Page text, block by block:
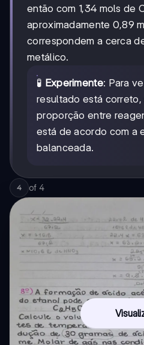
então com 1,34 mols de
aproximadamente 0,89
correspondem a cerca
metálico.
🧪 Experimente: Para
resultado está
proporção entre
está de acordo com a
balanceada.
4 of 4